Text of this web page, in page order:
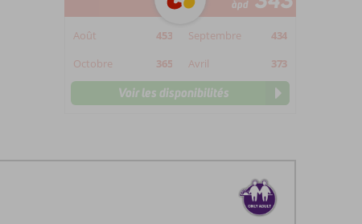
àpd
Août 453 Septembre
434
Octobre
365 Avril 373
Voir les disponibilités